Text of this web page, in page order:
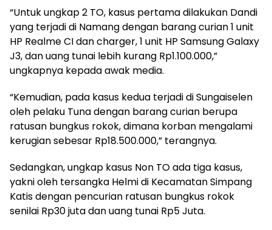
“Untuk ungkap 2 TO, kasus pertama dilakukan Dandi
yang terjadi di Namang dengan barang curian 1 unit
HP Realme CI dan charger, 1 unit HP Samsung Galaxy
J3, dan uang tunai lebih kurang Rp1.100.000,”
ungkapnya kepada awak media.
“Kemudian, pada kasus kedua terjadi di Sungaiselen
oleh pelaku Tuna dengan barang curian berupa
ratusan bungkus rokok, dimana korban mengalami
kerugian sebesar Rp18.500.000,” terangnya.
Sedangkan, ungkap kasus Non TO ada tiga kasus,
yakni oleh tersangka Helmi di Kecamatan Simpang
Katis dengan pencurian ratusan bungkus rokok
senilai Rp30 juta dan uang tunai Rp5 Juta.